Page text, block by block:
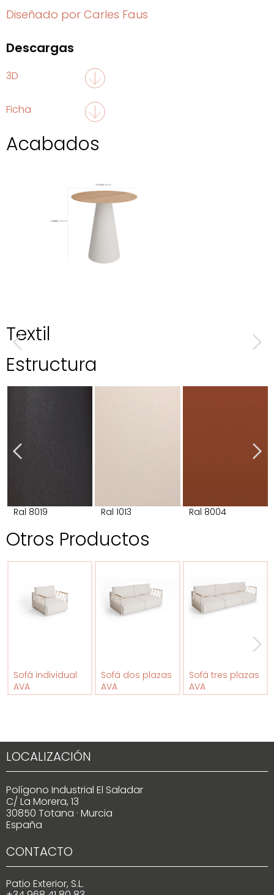
Diseñado por Carles Faus
Descargas
3D
Ficha
Acabados
Textil
Estructura
Ral 8019 Ral 1013 Ral 8004
Otros Productos
Sofá individual
AVA
Sofá dos plazas
AVA
Sofá tres plazas
AVA
LOCALIZACIÓN
Polígono Industrial El Saladar
C/ La Morera, 13
30850 Totana · Murcia
España
CONTACTO
Patio Exterior, S.L.